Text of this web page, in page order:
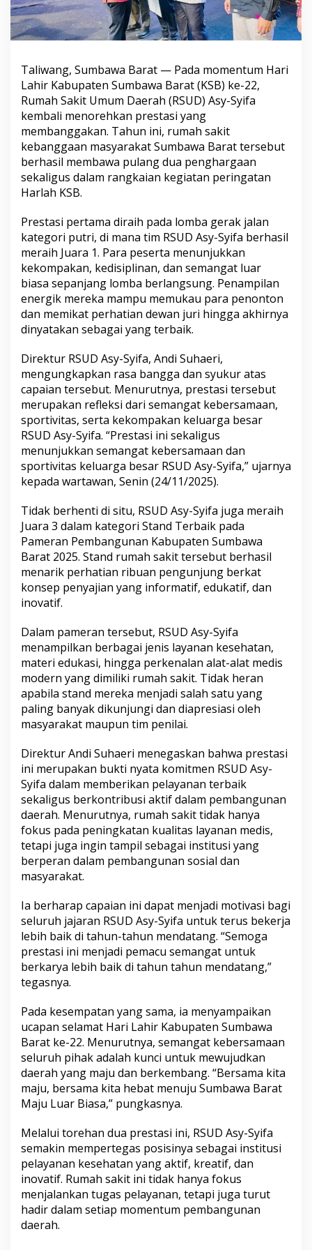
Taliwang, Sumbawa Barat — Pada momentum Hari
Lahir Kabupaten Sumbawa Barat (KSB) ke-22,
Rumah Sakit Umum Daerah (RSUD) Asy-Syifa
kembali menorehkan prestasi yang
membanggakan. Tahun ini, rumah sakit
kebanggaan masyarakat Sumbawa Barat tersebut
berhasil membawa pulang dua penghargaan
sekaligus dalam rangkaian kegiatan peringatan
Harlah KSB.
Prestasi pertama diraih pada lomba gerak jalan
kategori putri, di mana tim RSUD Asy-Syifa berhasil
meraih Juara 1. Para peserta menunjukkan
kekompakan, kedisiplinan, dan semangat luar
biasa sepanjang lomba berlangsung. Penampilan
energik mereka mampu memukau para penonton
dan memikat perhatian dewan juri hingga akhirnya
dinyatakan sebagai yang terbaik.
Direktur RSUD Asy-Syifa, Andi Suhaeri,
mengungkapkan rasa bangga dan syukur atas
capaian tersebut. Menurutnya, prestasi tersebut
merupakan refleksi dari semangat kebersamaan,
sportivitas, serta kekompakan keluarga besar
RSUD Asy-Syifa. “Prestasi ini sekaligus
menunjukkan semangat kebersamaan dan
sportivitas keluarga besar RSUD Asy-Syifa,” ujarnya
kepada wartawan, Senin (24/11/2025).
Tidak berhenti di situ, RSUD Asy-Syifa juga meraih
Juara 3 dalam kategori Stand Terbaik pada
Pameran Pembangunan Kabupaten Sumbawa
Barat 2025. Stand rumah sakit tersebut berhasil
menarik perhatian ribuan pengunjung berkat
konsep penyajian yang informatif, edukatif, dan
inovatif.
Dalam pameran tersebut, RSUD Asy-Syifa
menampilkan berbagai jenis layanan kesehatan,
materi edukasi, hingga perkenalan alat-alat medis
modern yang dimiliki rumah sakit. Tidak heran
apabila stand mereka menjadi salah satu yang
paling banyak dikunjungi dan diapresiasi oleh
masyarakat maupun tim penilai.
Direktur Andi Suhaeri menegaskan bahwa prestasi
ini merupakan bukti nyata komitmen RSUD Asy-
Syifa dalam memberikan pelayanan terbaik
sekaligus berkontribusi aktif dalam pembangunan
daerah. Menurutnya, rumah sakit tidak hanya
fokus pada peningkatan kualitas layanan medis,
tetapi juga ingin tampil sebagai institusi yang
berperan dalam pembangunan sosial dan
masyarakat.
Ia berharap capaian ini dapat menjadi motivasi bagi
seluruh jajaran RSUD Asy-Syifa untuk terus bekerja
lebih baik di tahun-tahun mendatang. “Semoga
prestasi ini menjadi pemacu semangat untuk
berkarya lebih baik di tahun tahun mendatang,”
tegasnya.
Pada kesempatan yang sama, ia menyampaikan
ucapan selamat Hari Lahir Kabupaten Sumbawa
Barat ke-22. Menurutnya, semangat kebersamaan
seluruh pihak adalah kunci untuk mewujudkan
daerah yang maju dan berkembang. “Bersama kita
maju, bersama kita hebat menuju Sumbawa Barat
Maju Luar Biasa,” pungkasnya.
Melalui torehan dua prestasi ini, RSUD Asy-Syifa
semakin mempertegas posisinya sebagai institusi
pelayanan kesehatan yang aktif, kreatif, dan
inovatif. Rumah sakit ini tidak hanya fokus
menjalankan tugas pelayanan, tetapi juga turut
hadir dalam setiap momentum pembangunan
daerah.